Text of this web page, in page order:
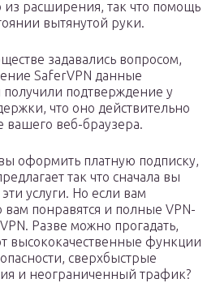
расширения, так что помощь
вытянутой руки.
задавались вопросом,
SaferVPN данные
подтверждение у
что оно действительно
веб-браузера.
оформить платную подписку,
так что сначала вы
услуги. Но если вам
вам понравятся и полные VPN-
Разве можно прогадать,
высококачественные функции
сверхбыстрые
и неограниченный трафик?